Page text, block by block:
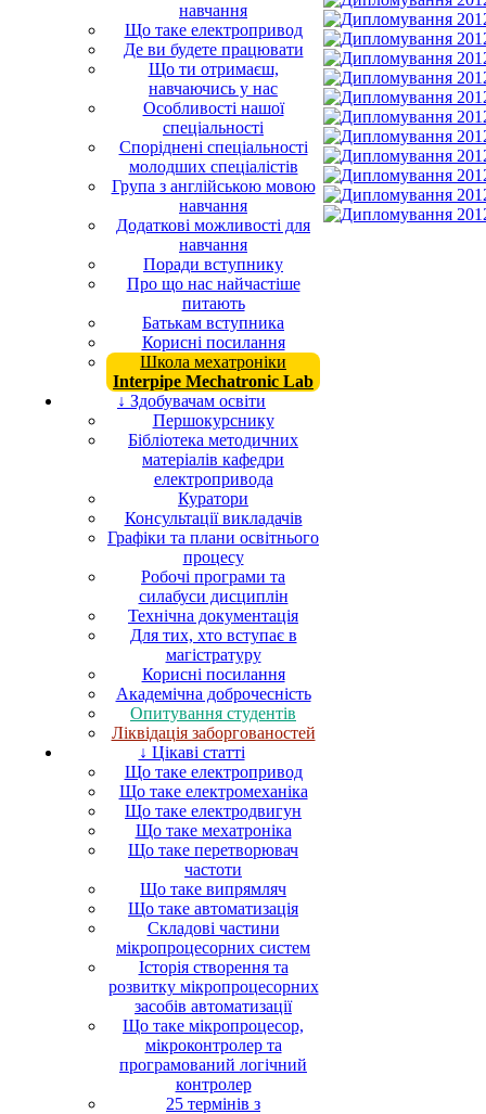
навчання
Що таке електропривод
Де ви будете працювати
Що ти отримаєш,
навчаючись у нас
Особливості нашої
спеціальності
Споріднені спеціальності
молодших спеціалістів
Група з англійською мовою
навчання
Додаткові можливості для
навчання
Поради вступнику
Про що нас найчастіше
питають
Батькам вступника
Корисні посилання
Школа мехатроніки
Interpipe Mechatronic Lab
↓ Здобувачам освіти
Першокурснику
Бібліотека методичних
матеріалів кафедри
електропривода
Куратори
Консультації викладачів
Графіки та плани освітнього
процесу
Робочі програми та
силабуси дисциплін
Технічна документація
Для тих, хто вступає в
магістратуру
Корисні посилання
Академічна доброчесність
Опитування студентів
Ліквідація заборгованостей
↓ Цікаві статті
Що таке електропривод
Що таке електромеханіка
Що таке електродвигун
Що таке мехатроніка
Що таке перетворювач
частоти
Що таке випрямляч
Що таке автоматизація
Складові частини
мікропроцесорних систем
Історія створення та
розвитку мікропроцесорних
засобів автоматизації
Що таке мікропроцесор,
мікроконтролер та
програмований логічний
контролер
25 термінів з